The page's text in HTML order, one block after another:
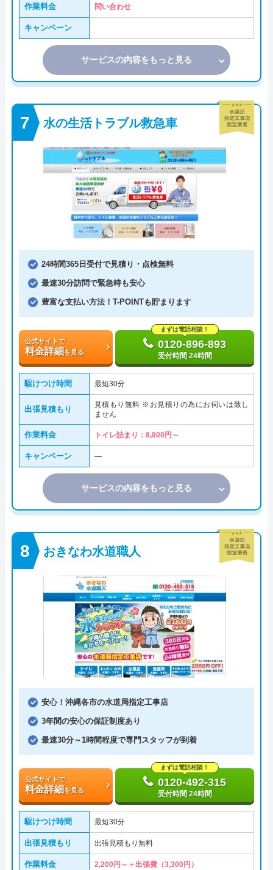
作業料金 問い合わせ
キャンペーン
サービスの内容をもっと見る
水の生活トラブル救急車
24時間365日受付で見積り・点検無料
最速30分訪問で緊急時も安心
豊富な支払い方法！T-POINTも貯まります
公式サイトで
料金詳細を見る
まずは電話相談！
0120-896-893
受付時間 24時間
駆けつけ時間 最短30分
出張見積もり
見積もり無料 ※お見積りの為にお伺いは致し
ません
作業料金 トイレ詰まり：8,800円～
キャンペーン ―
サービスの内容をもっと見る
おきなわ水道職人
安心！沖縄各市の水道局指定工事店
3年間の安心の保証制度あり
最速30分～1時間程度で専門スタッフが到着
公式サイトで
料金詳細を見る
まずは電話相談！
0120-492-315
受付時間 24時間
駆けつけ時間 最短30分
出張見積もり 出張見積もり無料
作業料金 2,200円～＋出張費（3,300円）